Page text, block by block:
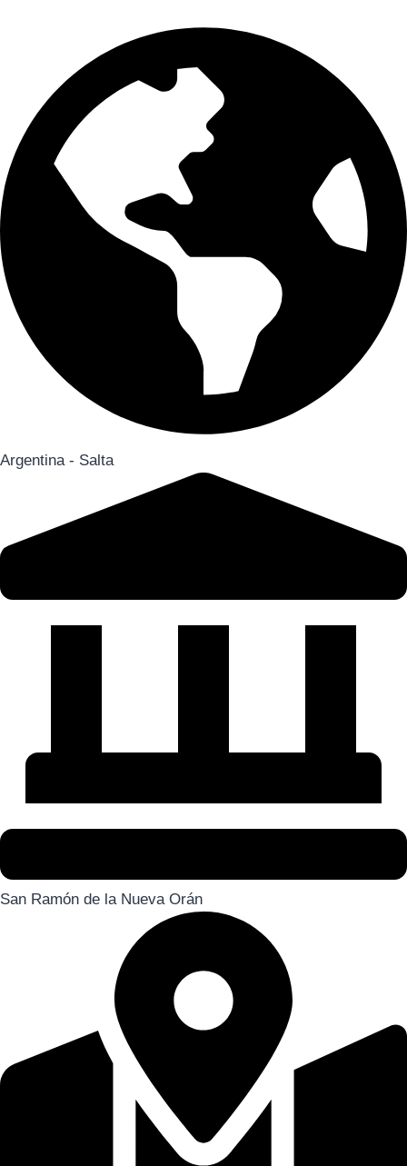
Argentina - Salta
San Ramón de la Nueva Orán